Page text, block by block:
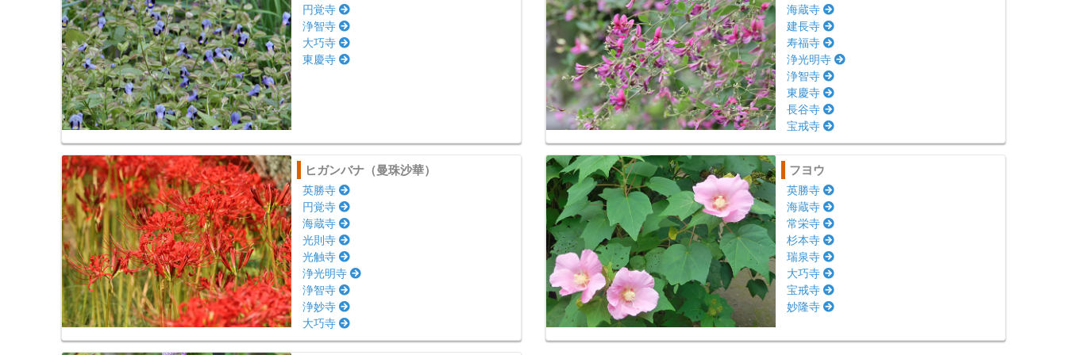
円覚寺
浄智寺
大巧寺
東慶寺
海蔵寺
建長寺
寿福寺
浄光明寺
浄智寺
東慶寺
長谷寺
宝戒寺
ヒガンバナ（曼珠沙華）
英勝寺
円覚寺
海蔵寺
光則寺
光触寺
浄光明寺
浄智寺
浄妙寺
大巧寺
フヨウ
英勝寺
海蔵寺
常栄寺
杉本寺
瑞泉寺
大巧寺
宝戒寺
妙隆寺